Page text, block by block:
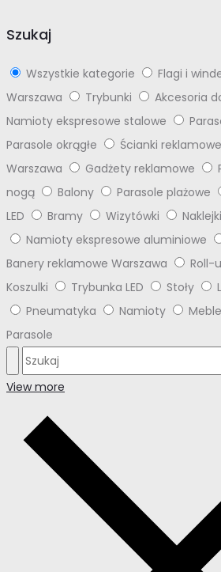
Szukaj
Wszystkie kategorie
Flagi i
Warszawa
Trybunki
Akcesoria
Namioty ekspresowe stalowe
Parasole okrągłe
Ścianki
Warszawa
Gadżety reklamowe
nogą
Balony Parasole plażowe
LED
Bramy Wizytówki Naklejki
Namioty ekspresowe aluminiowe
Banery reklamowe Warszawa
Roll-
Koszulki
Trybunka LED Stoły
Pneumatyka
Namioty
Parasole
View more